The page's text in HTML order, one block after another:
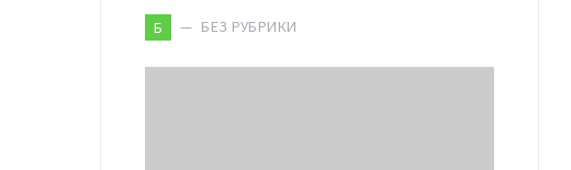
Б БЕЗ РУБРИКИ